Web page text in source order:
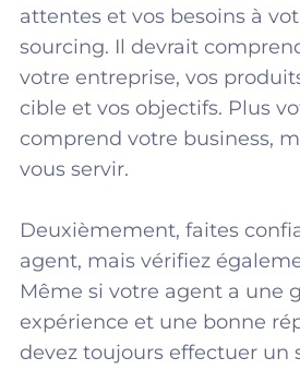
attentes et vos besoins à
sourcing. Il devrait
votre entreprise, vos
cible et vos objectifs. Plus
comprend votre business,
vous servir.
Deuxièmement, faites
agent, mais vérifiez
Même si votre agent a une
expérience et une bonne
devez toujours effectuer un